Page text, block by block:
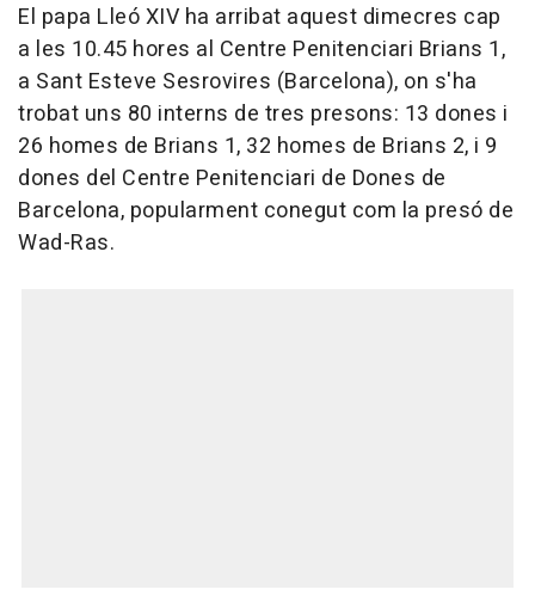
El papa Lleó XIV ha arribat aquest dimecres cap
a les 10.45 hores al Centre Penitenciari Brians 1,
a Sant Esteve Sesrovires (Barcelona), on s'ha
trobat uns 80 interns de tres presons: 13 dones i
26 homes de Brians 1, 32 homes de Brians 2, i 9
dones del Centre Penitenciari de Dones de
Barcelona, popularment conegut com la presó de
Wad-Ras.